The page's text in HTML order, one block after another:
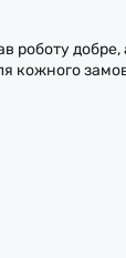
добре,
кожного